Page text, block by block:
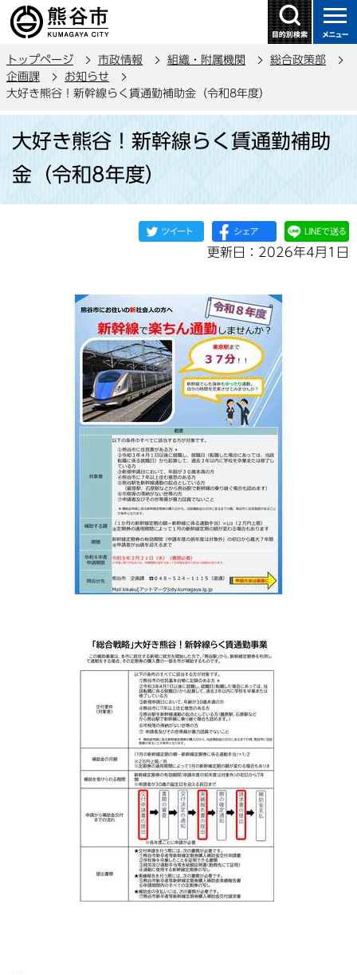
の
ー
ジ
トップページ 市政情報 組織・附属機関
総合政策部
企画課
お知らせ
大好き熊谷！新幹線らく賃通勤補助金（令和8年度）
か
大好き熊谷！新幹線らく賃通勤補助
金（令和8年度）
更新日：2026年4月1日